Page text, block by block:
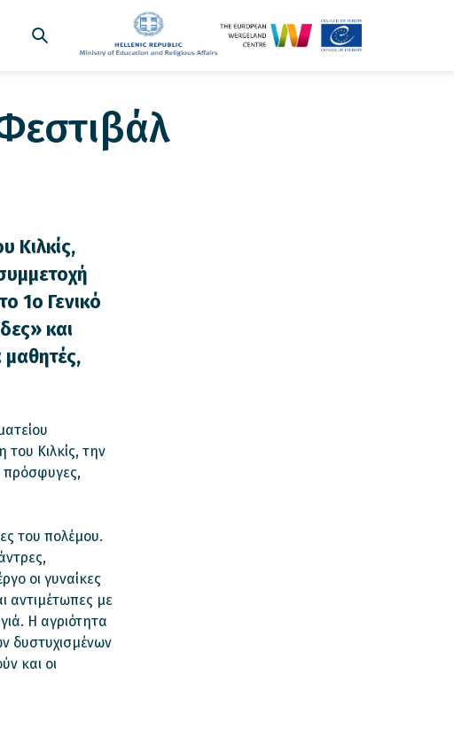
Κιλκίς,
1ο Γενικό
και
μαθητές,
Κιλκίς, την
του πολέμου.
οι γυναίκες
αντιμέτωπες με
Η αγριότητα
δυστυχισμένων
και οι